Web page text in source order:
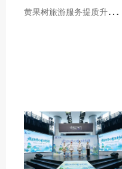
黄
果树旅游服务提质升级暖心护航游客行程